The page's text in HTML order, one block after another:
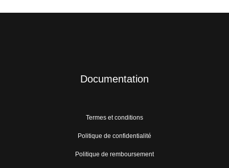
Documentation
Termes et conditions
Politique de confidentialité
Politique de remboursement